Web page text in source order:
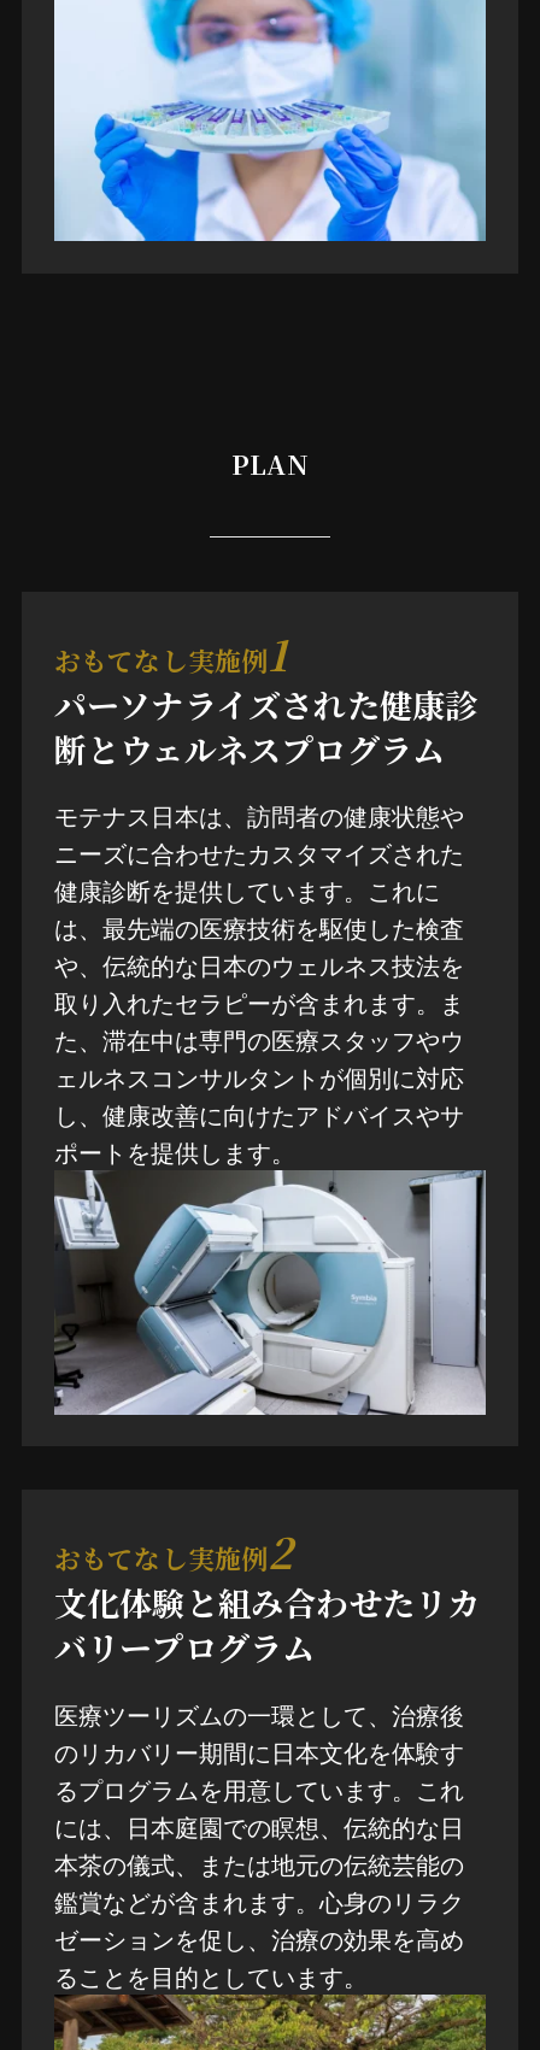
PLAN
おもてなし実施例1
パーソナライズされた健康診
断とウェルネスプログラム
モテナス日本は、訪問者の健康状態や
ニーズに合わせたカスタマイズされた
健康診断を提供しています。これに
は、最先端の医療技術を駆使した検査
や、伝統的な日本のウェルネス技法を
取り入れたセラピーが含まれます。ま
た、滞在中は専門の医療スタッフやウ
ェルネスコンサルタントが個別に対応
し、健康改善に向けたアドバイスやサ
ポートを提供します。
おもてなし実施例2
文化体験と組み合わせたリカ
バリープログラム
医療ツーリズムの一環として、治療後
のリカバリー期間に日本文化を体験す
るプログラムを用意しています。これ
には、日本庭園での瞑想、伝統的な日
本茶の儀式、または地元の伝統芸能の
鑑賞などが含まれます。心身のリラク
ゼーションを促し、治療の効果を高め
ることを目的としています。